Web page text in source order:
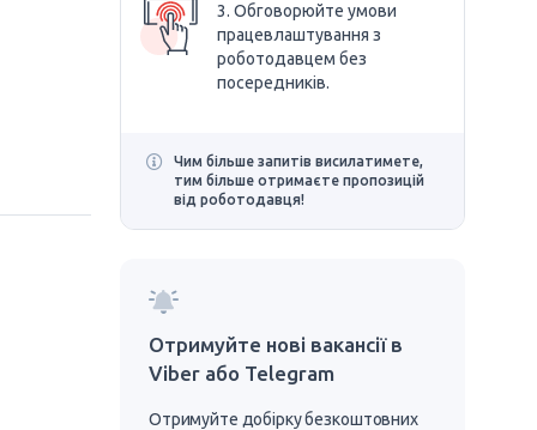
3. Обговорюйте умови
працевлаштування з
роботодавцем без
посередників.
Чим більше запитів висилатимете,
тим більше отримаєте пропозицій
від роботодавця!
Отримуйте нові вакансії в
Viber або Telegram
Отримуйте добірку безкоштовних